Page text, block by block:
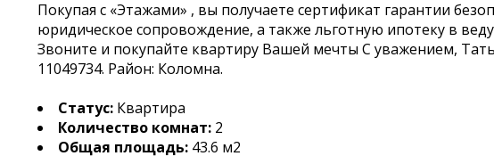
Покупая с «Этажами» , вы получаете сертификат гарантии
юридическое сопровождение, а также льготную ипотеку в
Звоните и покупайте квартиру Вашей мечты С уважением,
11049734. Район: Коломна.
Статус: Квартира
Количество комнат: 2
Общая площадь: 43.6 м2